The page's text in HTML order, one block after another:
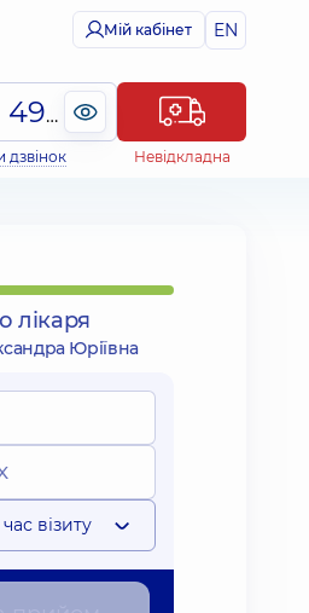
Мій кабінет EN
(044) 495-2-888
дзвінок Невідкладна
лікаря
Юріївна
візиту